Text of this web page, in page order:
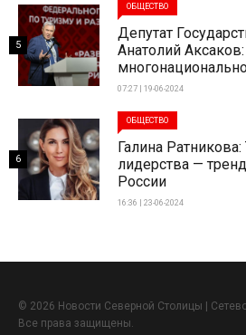
ОБЩЕСТВО
Депутат
Анатолий
07:27 | 19-06-2024
5
ОБЩЕСТВО
Галина
лидерства —
России
16:36 | 23-06-2024
6
© 2026 Новости Северной Столицы |
Все права защищены.